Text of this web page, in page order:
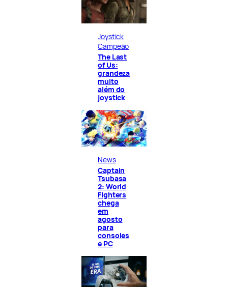
Joystick
Campeão
The Last
of Us:
grandeza
muito
além do
joystick
News
Captain
Tsubasa
2: World
Fighters
chega
em
agosto
para
consoles
e PC